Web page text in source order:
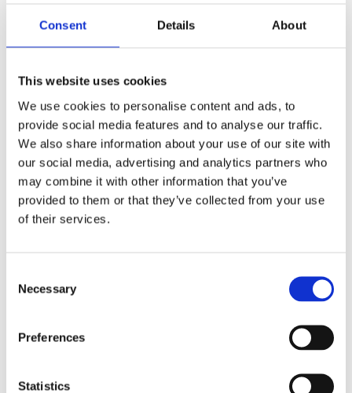
Consent Details About
This website uses cookies
We use cookies to personalise content and ads, to
provide social media features and to analyse our traffic.
We also share information about your use of our site with
our social media, advertising and analytics partners who
may combine it with other information that you’ve
provided to them or that they’ve collected from your use
of their services.
Selection
Necessary
Preferences
Statistics
Kjøp produkt uten print
Ekstra informasjon
Send forespørsel om produkt med print
Dekorasjonsalternativer
Dekorasjonpriser
På lager
lager